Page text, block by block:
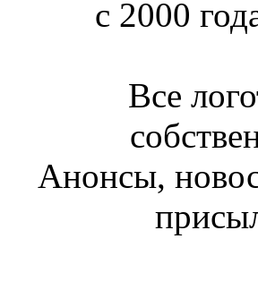
c 2000
Все
Анонсы,